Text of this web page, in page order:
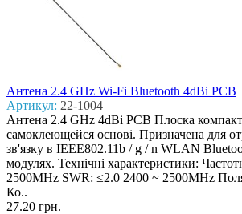
Антена 2.4 GHz Wi-Fi Bluetooth 4dBi PCB
Артикул: 22-1004
Антена 2.4 GHz 4dBi PCB Плоска
самоклеющейся основі. Призначена для
зв'язку в IEEE802.11b / g / n WLAN
модулях. Технічні характеристики:
2500MHz SWR: ≤2.0 2400 ~ 2500MHz
Ко..
27.20 грн.